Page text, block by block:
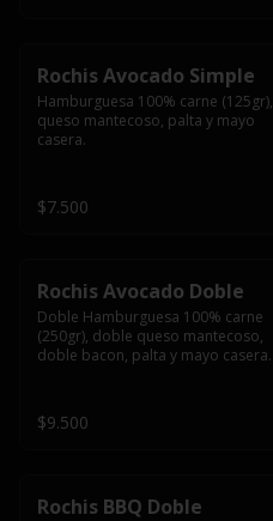
Rochis Avocado Simple
Hamburguesa 100% carne (125gr),
queso mantecoso, palta y mayo
casera.
$7.500
Rochis Avocado Doble
Doble Hamburguesa 100% carne
(250gr), doble queso mantecoso,
doble bacon, palta y mayo casera.
$9.500
Rochis BBQ Doble